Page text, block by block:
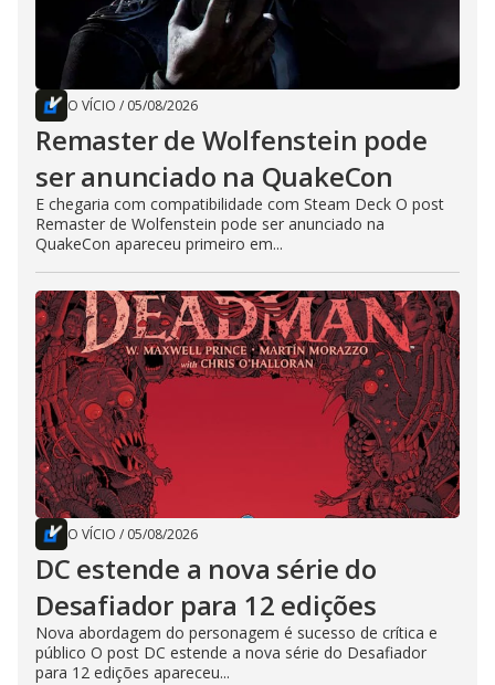
O VÍCIO / 05/08/2026
Remaster de Wolfenstein pode
ser anunciado na QuakeCon
E chegaria com compatibilidade com Steam Deck O post
Remaster de Wolfenstein pode ser anunciado na
QuakeCon apareceu primeiro em...
O VÍCIO / 05/08/2026
DC estende a nova série do
Desafiador para 12 edições
Nova abordagem do personagem é sucesso de crítica e
público O post DC estende a nova série do Desafiador
para 12 edições apareceu...